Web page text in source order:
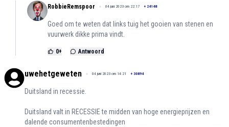
RobbieRemspoor 04 juni 2023 om 22:17 + 24148
Goed om te weten dat links tuig het gooien van stenen en
vuurwerk dikke prima vindt.
0+ Antwoord
uwehetgeweten 04 juni 2023 om 14:21 + 30894
Duitsland in recessie.
Duitsland valt in RECESSIE te midden van hoge energieprijzen en
dalende consumentenbestedingen